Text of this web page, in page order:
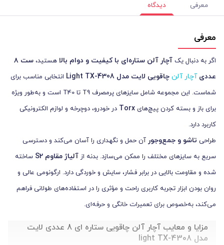
معرفی دیدگاه
معرفی
اگر به دنبال یک آچار آلن ستاره‌ای با کیفیت و دوام بالا هستید، ست ۸
عددیآچار آلن چاقویی لایت مدل
انتخابی مناسب برای
شماست. این مجموعه شامل سایزهای پرمصرف T9 تا T40 است و به‌طور ویژه
برای باز و بسته کردن پیچ‌های Torx در خودرو، دوچرخه و لوازم الکترونیکی
کاربرد دارد.
طراحی تاشو و جمع‌وجور آن حمل و نگهداری را آسان می‌کند و دسترسی
سریع به سایزهای مختلف را ممکن می‌سازد. بدنه از آلیاژ مقاوم
ساخته
شده و مقاومت بالایی در برابر فشار، سایش و خوردگی دارد. ارگونومی عالی و
روان بودن ابزار تجربه کاربری راحت و مؤثری را در استفاده‌های طولانی فراهم
می‌کند، به‌خصوص برای تعمیرات خانگی و حرفه‌ای.
مزایا و معایب آچار آلن چاقویی ستاره ای 8 عددی لایت
مدل light TX-4308